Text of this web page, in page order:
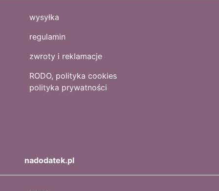
wysyłka
regulamin
zwroty i reklamacje
RODO, polityka cookies
polityka prywatności
nadodatek.pl